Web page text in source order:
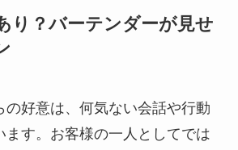
り？バーテンダーが見せ
の好意は、何気ない会話や行動
ます。お客様の一人としてでは